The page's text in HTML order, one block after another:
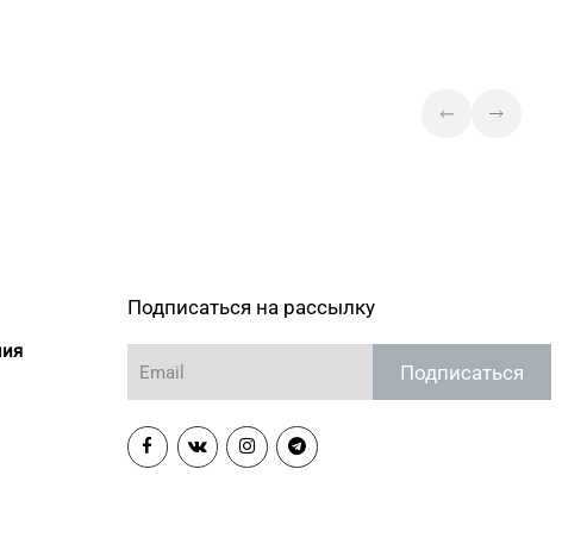
Подписаться на рассылку
Подписаться